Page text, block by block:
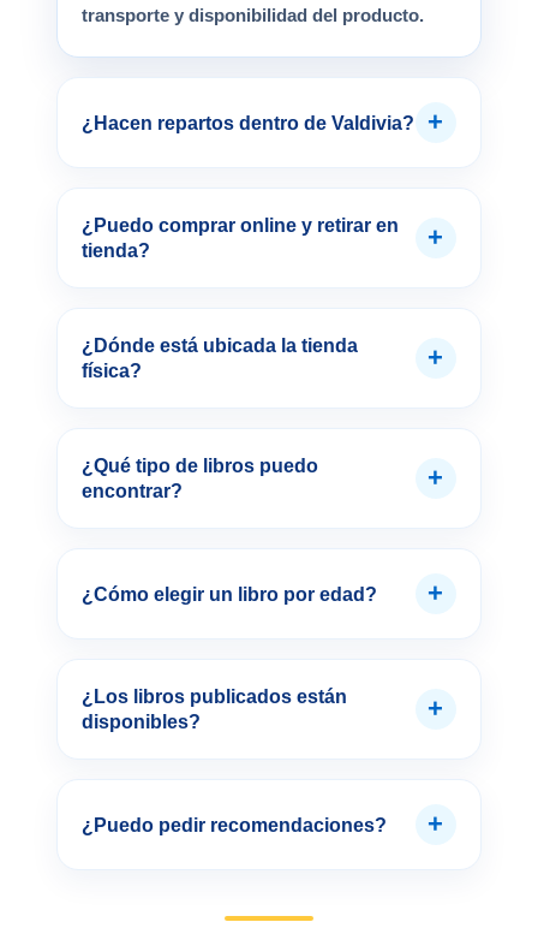
transporte y disponibilidad del producto.
¿Hacen repartos dentro de Valdivia? +
¿Puedo comprar online y retirar en
tienda?
+
¿Dónde está ubicada la tienda
física?
+
¿Qué tipo de libros puedo
encontrar?
+
¿Cómo elegir un libro por edad? +
¿Los libros publicados están
disponibles?
+
¿Puedo pedir recomendaciones? +